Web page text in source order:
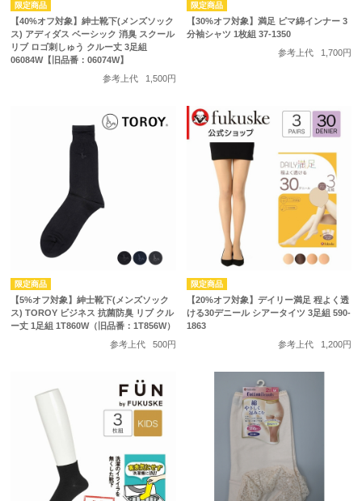
【40%オフ対象】紳士靴下(メンズソック
ス) アディダス ベーシック 消臭 スクール
リブ ロゴ刺しゅう クルー丈 3足組
06084W【旧品番：06074W】
参考上代
1,500円
【30%オフ対象】満足 ピマ綿インナー 3
分袖シャツ 1枚組 37-1350
参考上代
1,700円
【5%オフ対象】紳士靴下(メンズソック
ス) TOROY ビジネス 抗菌防臭 リブ クル
ー丈 1足組 1T860W（旧品番：1T856W）
参考上代
500円
【20%オフ対象】デイリー満足 程よく透
ける30デニール シアータイツ 3足組 590-
1863
参考上代
1,200円